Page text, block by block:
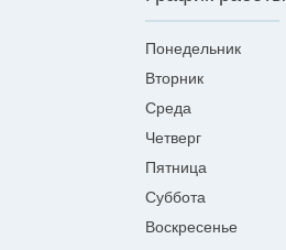
Понедельник
Вторник
Среда
Четверг
Пятница
Суббота
Воскресенье